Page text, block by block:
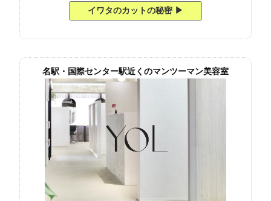
イワタのカットの秘密 ▶︎
名駅・国際センター駅近くのマンツーマン美容室